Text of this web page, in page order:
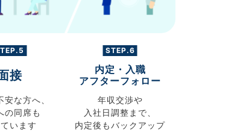
接
安な方へ、
の同席も
います
STEP.6
内定・入職
アフターフォロー
年収交渉や
入社日調整まで、
内定後もバックアップ